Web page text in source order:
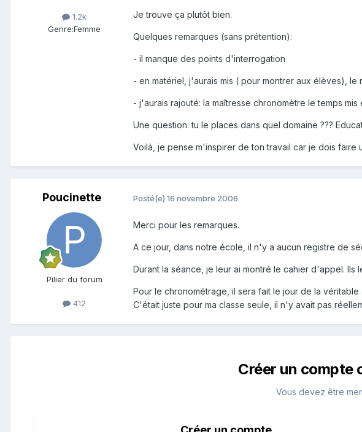
1.2k
Genre:Femme
Je trouve ça plutôt bien.
Quelques remarques (sans prétention):
- il manque des points d'interrogation
- en matériel, j'aurais mis ( pour montrer aux élèves),
- j'aurais rajouté: la maîtresse chronomètre le temps mis
Une question: tu le places dans quel domaine ???
Voilà, je pense m'inspirer de ton travail car je dois faire
Poucinette
Pilier du forum
412
Posté(e) 16 novembre 2006
Merci pour les remarques.
A ce jour, dans notre école, il n'y a aucun registre de
Durant la séance, je leur ai montré le cahier d'appel. Ils
Pour le chronométrage, il sera fait le jour de la
C'était juste pour ma classe seule, il n'y avait pas
Créer un compte
Vous devez être